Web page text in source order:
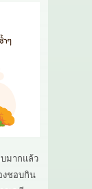
มากแล้ว
งชอบกิน